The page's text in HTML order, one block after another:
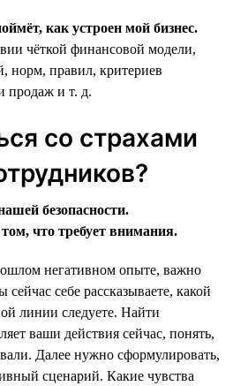
как устроен мой бизнес.
чёткой финансовой модели,
норм, правил, критериев
продаж и т. д.
со страхами
безопасности.
что требует внимания.
негативном опыте, важно
себе рассказываете, какой
линии следуете. Найти
ваши действия сейчас, понять,
Далее нужно сформулировать,
сценарий. Какие чувства